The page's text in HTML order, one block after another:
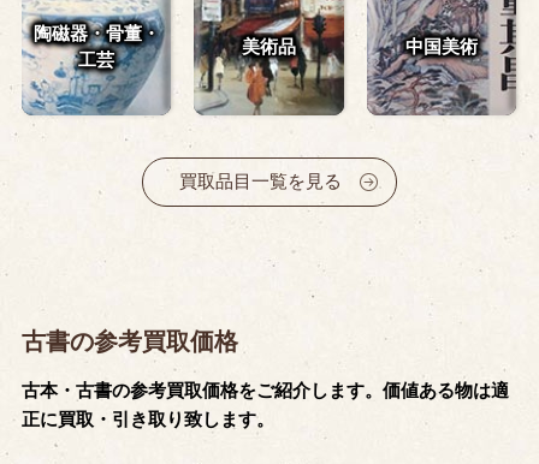
陶磁器・骨董・
工芸
美術品 中国美術
買取品目一覧を見る
古書の参考買取価格
古本・古書の参考買取価格をご紹介します。価値ある物は適
正に買取・引き取り致します。